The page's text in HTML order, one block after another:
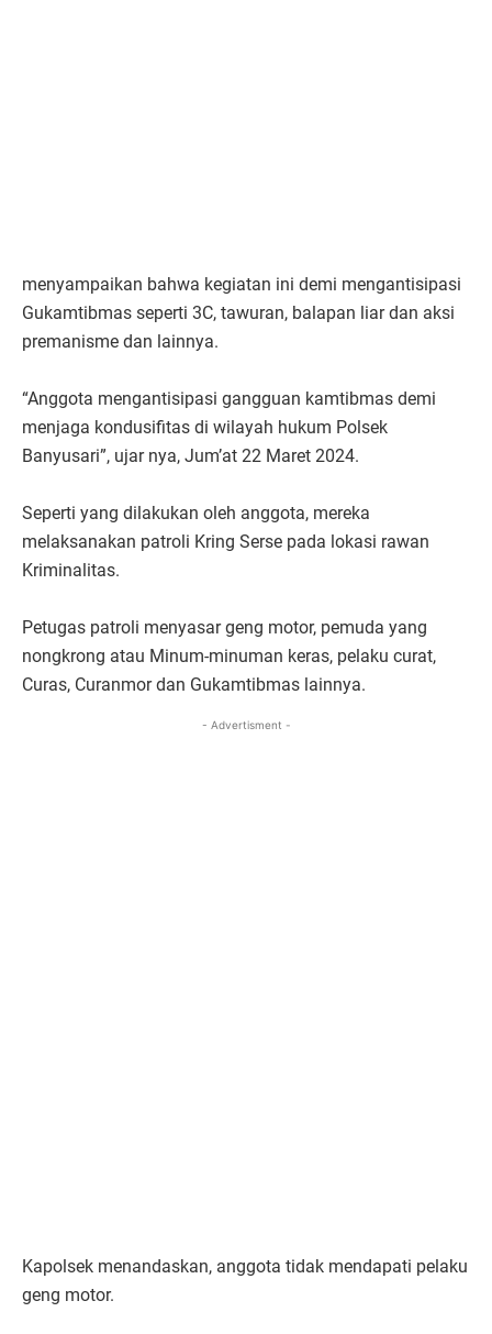
menyampaikan bahwa kegiatan ini demi mengantisipasi
Gukamtibmas seperti 3C, tawuran, balapan liar dan aksi
premanisme dan lainnya.
“Anggota mengantisipasi gangguan kamtibmas demi
menjaga kondusifitas di wilayah hukum Polsek
Banyusari”, ujar nya, Jum’at 22 Maret 2024.
Seperti yang dilakukan oleh anggota, mereka
melaksanakan patroli Kring Serse pada lokasi rawan
Kriminalitas.
Petugas patroli menyasar geng motor, pemuda yang
nongkrong atau Minum-minuman keras, pelaku curat,
Curas, Curanmor dan Gukamtibmas lainnya.
- Advertisment -
Kapolsek menandaskan, anggota tidak mendapati pelaku
geng motor.